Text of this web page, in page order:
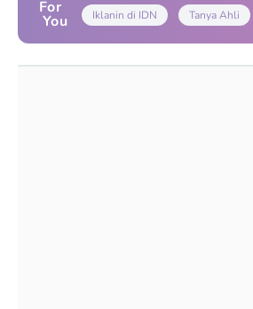
For
You Iklanin di IDN Tanya Ahli